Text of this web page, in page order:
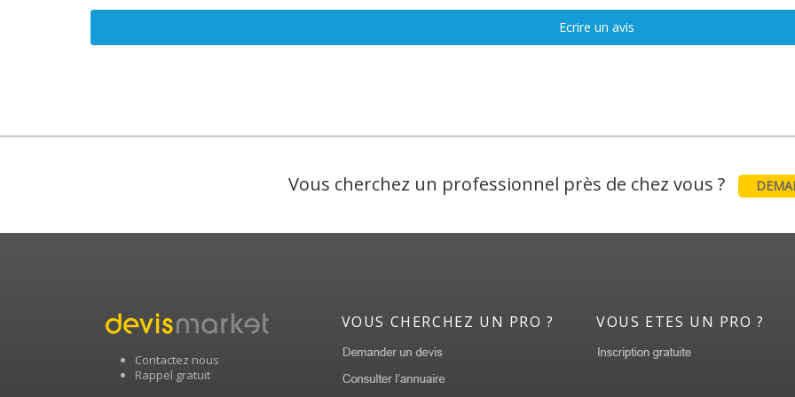
Ecrire un avis
Vous cherchez un professionnel près de chez vous ?
Contactez nous
Rappel gratuit
VOUS CHERCHEZ UN PRO ? VOUS ETES UN PRO ?